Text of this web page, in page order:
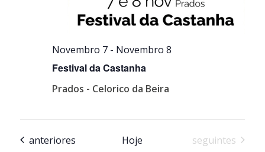
Festival da Castanha
Novembro 7- Novembro 8
Prados - Celorico da Beira
Eventos
anteriores Hoje Eventos
seguintes